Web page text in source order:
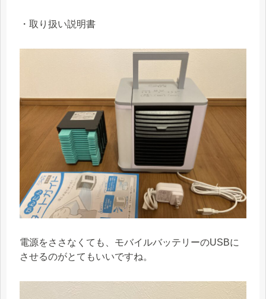
・取り扱い説明書
電源をささなくても、モバイルバッテリーのUSBに
させるのがとてもいいですね。